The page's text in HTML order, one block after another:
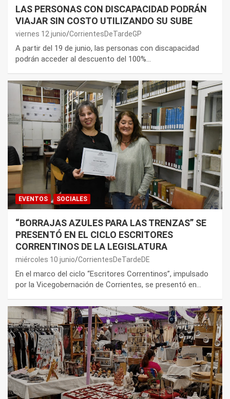
LAS PERSONAS CON DISCAPACIDAD PODRÁN
VIAJAR SIN COSTO UTILIZANDO SU SUBE
viernes 12 junio CorrientesDeTardeGP
A partir del 19 de junio, las personas con discapacidad
podrán acceder al descuento del 100%…
EVENTOS SOCIALES
“BORRAJAS AZULES PARA LAS TRENZAS” SE
PRESENTÓ EN EL CICLO ESCRITORES
CORRENTINOS DE LA LEGISLATURA
miércoles 10 junio CorrientesDeTardeDE
En el marco del ciclo “Escritores Correntinos”, impulsado
por la Vicegobernación de Corrientes, se presentó en…